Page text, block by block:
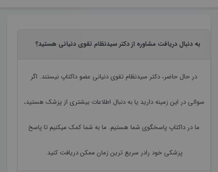
به دنبال دریافت مشاوره از دکتر سیدنظام تقوی دنیانی هستید؟
در حال حاضر، دکتر سیدنظام تقوی دنیانی عضو داکتاپ نیستند. اگر
سوالی در این زمینه دارید یا به دنبال اطلاعات بیشتری از پزشک هستید،
ما در داکتاپ پاسخگوی شما هستیم. ما به شما کمک میکنیم تا پاسخ
پزشکی خود رادر سریع ترین زمان ممکن دریافت کنید.